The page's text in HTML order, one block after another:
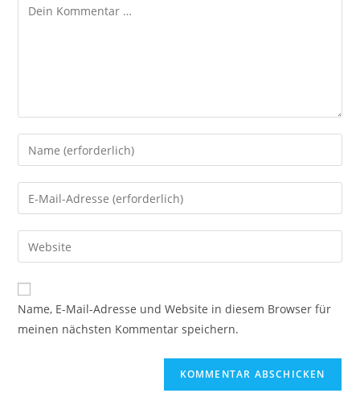
Name, E-Mail-Adresse und Website in diesem Browser für
meinen nächsten Kommentar speichern.